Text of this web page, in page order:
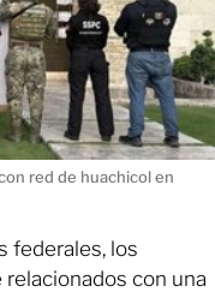
red de huachicol en
federales, los
con una